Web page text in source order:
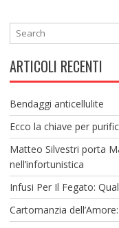
ARTICOLI RECENTI
Bendaggi anticellulite
Ecco la chiave per
Matteo Silvestri porta
nell’infortunistica
Infusi Per Il Fegato:
Cartomanzia